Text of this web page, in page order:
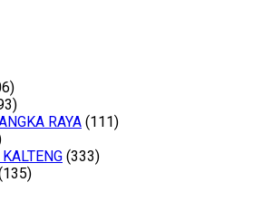
RAYA (111)
(333)